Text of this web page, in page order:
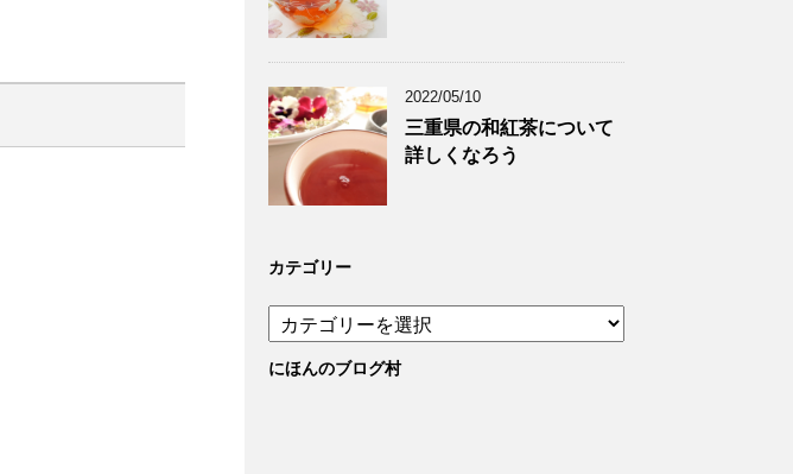
2022/05/10
三重県の和紅茶について
詳しくなろう
カテゴリー
テ
ゴ
にほんのブログ村